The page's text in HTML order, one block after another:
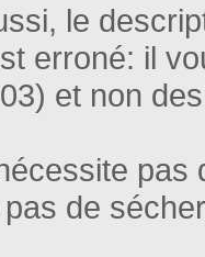
le
erroné: il
et non
pas
de